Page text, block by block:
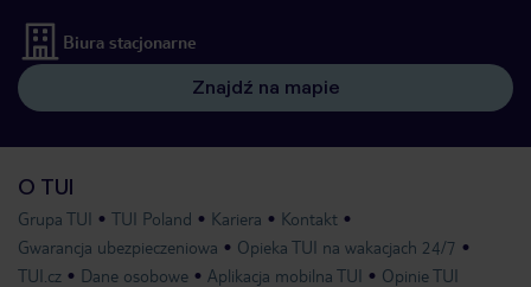
Biura stacjonarne
Znajdź na mapie
O TUI
Grupa TUI TUI Poland Kariera
Kontakt
Gwarancja ubezpieczeniowa
Opieka TUI na wakacjach 24/7
TUI.cz
Dane osobowe Aplikacja mobilna TUI Opinie TUI